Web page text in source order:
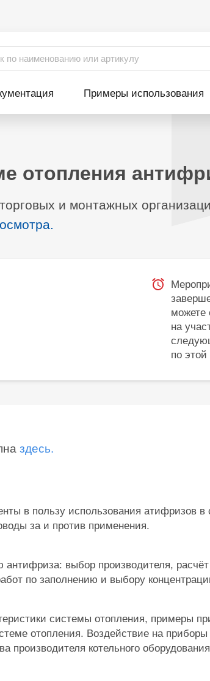
Примеры использования
отопления
и монтажных
можете
на
по
здесь.
в пользу использования атифризов в
за и против применения.
антифриза: выбор производителя,
по заполнению и выбору
системы отопления, примеры
отопления. Воздействие на
производителя котельного